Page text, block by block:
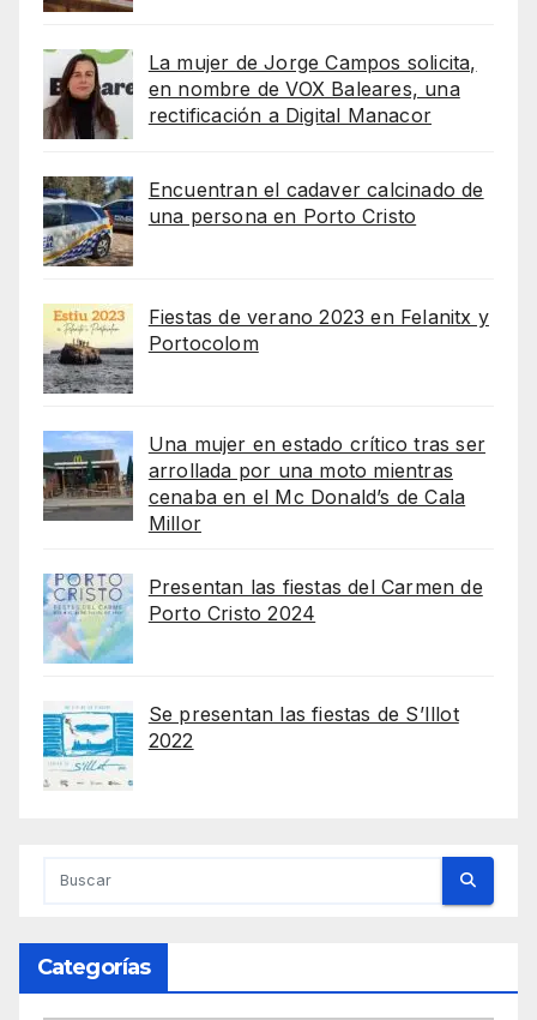
La mujer de Jorge Campos solicita,
en nombre de VOX Baleares, una
rectificación a Digital Manacor
Encuentran el cadaver calcinado de
una persona en Porto Cristo
Fiestas de verano 2023 en Felanitx y
Portocolom
Una mujer en estado crítico tras ser
arrollada por una moto mientras
cenaba en el Mc Donald’s de Cala
Millor
Presentan las fiestas del Carmen de
Porto Cristo 2024
Se presentan las fiestas de S’Illot
2022
Categorías